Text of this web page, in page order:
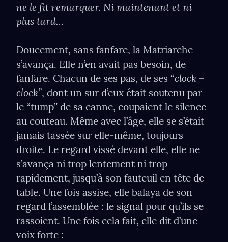
ne le ﬁt remarquer. Ni maintenant et ni
plus tard…
Doucement, sans fanfare, la Matriarche
s’avança. Elle n’en avait pas besoin, de
fanfare. Chacun de ses pas, de ses “clock –
clock”, dont un sur d’eux était soutenu par
le “tump” de sa canne, coupaient le silence
au couteau. Même avec l’âge, elle se s’était
jamais tassée sur elle-même, toujours
droite. Le regard vissé devant elle, elle ne
s’avança ni trop lentement ni trop
rapidement, jusqu’à son fauteuil en tête de
table. Une fois assise, elle balaya de son
regard l’assemblée : le signal pour qu’ils se
rassoient. Une fois cela fait, elle dit d’une
voix forte :